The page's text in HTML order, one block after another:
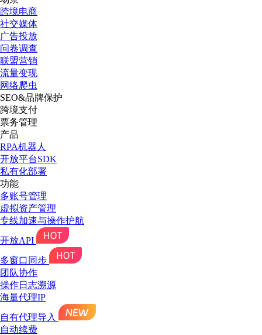
跨境电商
社交媒体
广告投放
问卷调查
联盟营销
流量变现
网络爬虫
SEO&品牌保护
跨境支付
票务管理
产品
RPA机器人
开放平台SDK
私有化部署
功能
多账号管理
虚拟资产管理
专线加速与操作护航
开放API
多窗口同步
团队协作
操作日志溯源
海量代理IP
自有代理导入
自动续费